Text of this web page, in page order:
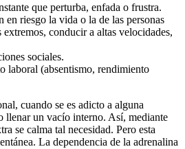
que perturba, enfada o frustra.
en riesgo la vida o la de las personas
conducir a altas velocidades,
sociales.
laboral (absentismo, rendimiento
cuando se es adicto a alguna
llenar un vacío interno. Así, mediante
se calma tal necesidad. Pero esta
La dependencia de la adrenalina